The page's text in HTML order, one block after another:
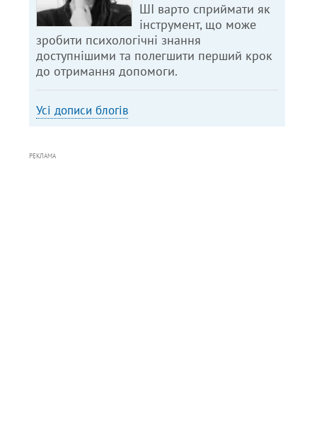
ШІ варто сприймати як
інструмент, що може
зробити психологічні знання
доступнішими та полегшити перший крок
до отримання допомоги.
Усі дописи блогів
РЕКЛАМА